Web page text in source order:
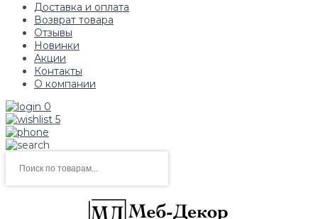
Доставка и оплата
Возврат товара
Отзывы
Новинки
Акции
Контакты
О компании
0
5
товаров